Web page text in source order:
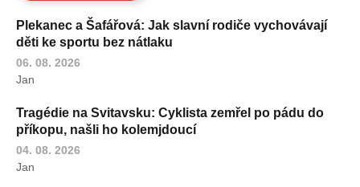
Plekanec a Šafářová: Jak slavní rodiče vychovávají
děti ke sportu bez nátlaku
06. 08. 2026
Jan
Tragédie na Svitavsku: Cyklista zemřel po pádu do
příkopu, našli ho kolemjdoucí
04. 08. 2026
Jan